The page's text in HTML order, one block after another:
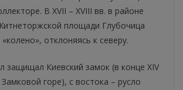
В XVII – XVIІI вв. в районе
площади Глубочица
отклоняясь к северу.
защищал Киевский замок (в конце XIV
горе), с востока – русло